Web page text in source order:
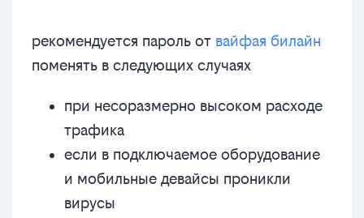
рекомендуется пароль от вайфая билайн
поменять в следующих случаях
при несоразмерно высоком расходе
трафика
если в подключаемое оборудование
и мобильные девайсы проникли
вирусы